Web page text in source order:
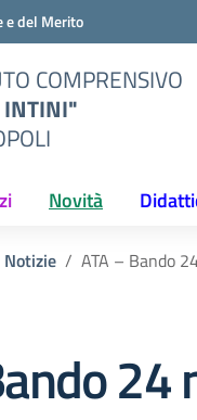
e del Merito
COMPRENSIVO
Novità
Notizie ATA – Bando
24